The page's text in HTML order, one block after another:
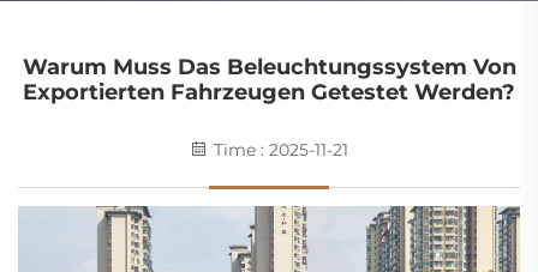
Warum Muss Das Beleuchtungssystem Von
Exportierten Fahrzeugen Getestet Werden?
Time : 2025-11-21